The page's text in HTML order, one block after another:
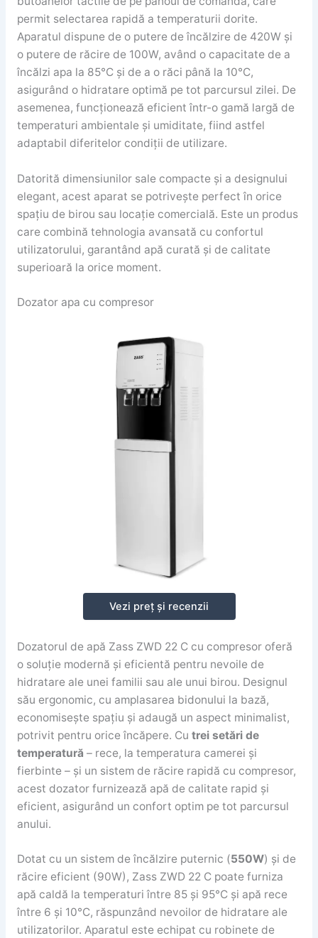
permit selectarea rapidă a temperaturii dorite.
Aparatul dispune de o putere de încălzire de 420W și
o putere de răcire de 100W, având o capacitate de a
încălzi apa la 85°C și de a o răci până la 10°C,
asigurând o hidratare optimă pe tot parcursul zilei. De
asemenea, funcționează eficient într-o gamă largă de
temperaturi ambientale și umiditate, fiind astfel
adaptabil diferitelor condiții de utilizare.
Datorită dimensiunilor sale compacte și a designului
elegant, acest aparat se potrivește perfect în orice
spațiu de birou sau locație comercială. Este un produs
care combină tehnologia avansată cu confortul
utilizatorului, garantând apă curată și de calitate
superioară la orice moment.
Dozator apa cu compresor
Vezi preț și recenzii
Dozatorul de apă Zass ZWD 22 C cu compresor oferă
o soluție modernă și eficientă pentru nevoile de
hidratare ale unei familii sau ale unui birou. Designul
său ergonomic, cu amplasarea bidonului la bază,
economisește spațiu și adaugă un aspect minimalist,
potrivit pentru orice încăpere. Cu trei setări de
temperatură – rece, la temperatura camerei și
fierbinte – și un sistem de răcire rapidă cu compresor,
acest dozator furnizează apă de calitate rapid și
eficient, asigurând un confort optim pe tot parcursul
anului.
Dotat cu un sistem de încălzire puternic (550W) și de
răcire eficient (90W), Zass ZWD 22 C poate furniza
apă caldă la temperaturi între 85 și 95°C și apă rece
între 6 și 10°C, răspunzând nevoilor de hidratare ale
utilizatorilor. Aparatul este echipat cu robinete de